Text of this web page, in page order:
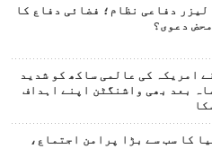
لیزر دفاعی نظام؛ فضائی دفاع کا
دعوی؟
امریکہ کی عالمی ساکھ کو شدید
بعد بھی واشنگٹن اپنے اہداف
کا سب سے بڑا پرامن اجتماع،